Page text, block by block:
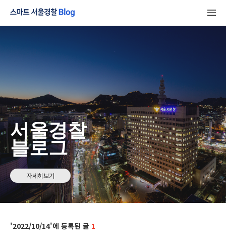
서울경찰
블로그
자세히보기
2022/10/14 1